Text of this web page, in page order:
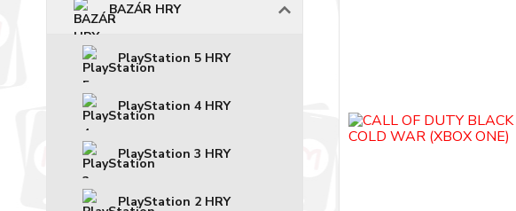
BAZÁR HRY
PlayStation 5 HRY
PlayStation 4 HRY
PlayStation 3 HRY
PlayStation 2 HRY